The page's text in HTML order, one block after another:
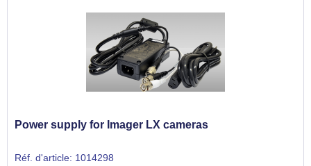
Power supply for Imager LX cameras
Réf. d'article: 1014298